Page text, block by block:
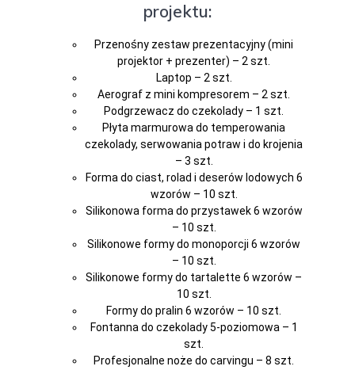
projektu:
Przenośny zestaw prezentacyjny (mini
projektor + prezenter) – 2 szt.
Laptop – 2 szt.
Aerograf z mini kompresorem – 2 szt.
Podgrzewacz do czekolady – 1 szt.
Płyta marmurowa do temperowania
czekolady, serwowania potraw i do krojenia
– 3 szt.
Forma do ciast, rolad i deserów lodowych 6
wzorów – 10 szt.
Silikonowa forma do przystawek 6 wzorów
– 10 szt.
Silikonowe formy do monoporcji 6 wzorów
– 10 szt.
Silikonowe formy do tartalette 6 wzorów –
10 szt.
Formy do pralin 6 wzorów – 10 szt.
Fontanna do czekolady 5-poziomowa – 1
szt.
Profesjonalne noże do carvingu – 8 szt.